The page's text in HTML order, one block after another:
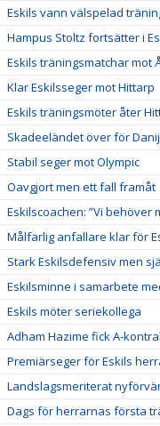
Eskils vann välspelad
Hampus Stoltz fortsätter i
Eskils träningsmatchar mot
Klar Eskilsseger mot Hittarp
Eskils träningsmöter åter
Skadeeländet över för
Stabil seger mot Olympic
Oavgjort men ett fall framåt
Eskilscoachen: ”Vi behöver
Målfarlig anfallare klar för
Stark Eskilsdefensiv men
Eskilsminne i samarbete
Eskils möter seriekollega
Adham Hazime fick A-
Premiärseger för Eskils
Landslagsmeriterat
Dags för herrarnas första